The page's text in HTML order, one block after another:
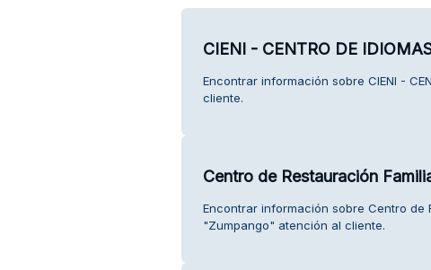
CIENI - CENTRO DE
Encontrar información sobre CIENI -
cliente.
Centro de Restauración
Encontrar información sobre Centro de
"Zumpango" atención al cliente.